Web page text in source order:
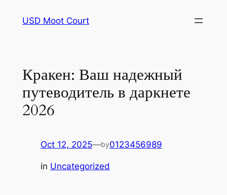
USD Moot Court
Кракен: Ваш надежный
путеводитель в даркнете
2026
Oct 12, 2025—by0123456989
in Uncategorized